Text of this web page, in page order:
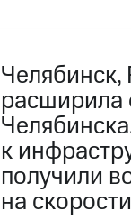
расширила
к
получили
на